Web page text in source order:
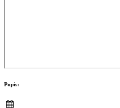
Popis: